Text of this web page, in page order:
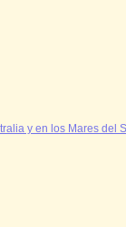
y en los Mares del